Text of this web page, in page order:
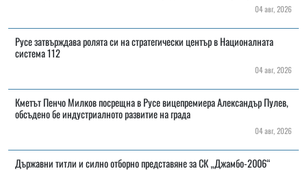
04 авг, 2026
Русе затвърждава ролята си на стратегически център в Националната
система 112
04 авг, 2026
Кметът Пенчо Милков посрещна в Русе вицепремиера Александър Пулев,
обсъдено бе индустриалното развитие на града
04 авг, 2026
Държавни титли и силно отборно представяне за СК „Джамбо-2006“